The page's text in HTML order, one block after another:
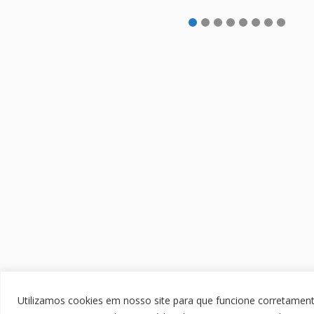
Utilizamos cookies em nosso site para que funcione